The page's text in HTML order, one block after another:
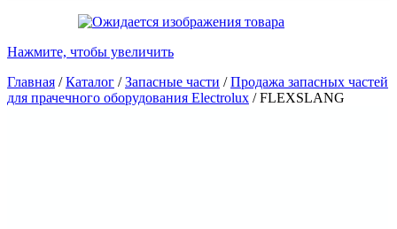
Нажмите, чтобы увеличить
Главная /Каталог /Запасные части /Продажа запасных частей
для прачечного оборудования Electrolux /FLEXSLANG